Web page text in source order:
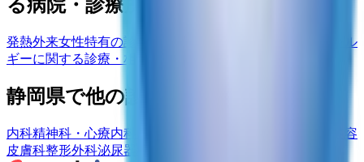
る病院・診療所をさがす
発熱外来女性特有の診療・相談
アレル
ギーに関する診療・相談
静岡県で他の診療内容で検索する
内科精神科・心療内科
美容
皮膚科整形外科泌尿器科